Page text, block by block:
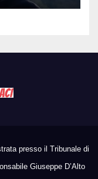
presso il Tribunale di
Giuseppe D’Alto